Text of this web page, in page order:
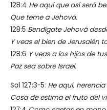
128:4 He aquí que así será
Que teme a Jehová.
128:5 Bendígate Jehová
Y veas el bien de Jerusalén
128:6 Y veas a los hijos de
Paz sea sobre Israel.
Sal 127:3-5: He aquí,
Cosa de estima el fruto del